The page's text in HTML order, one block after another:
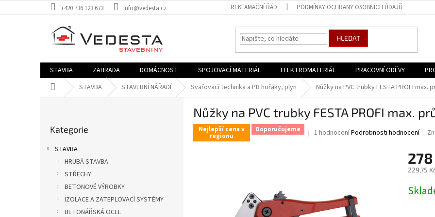
na
+420 736 123 673 info@vedesta.cz REKLAMAČNÍ ŘÁD PODMÍNKY OCHRANY OSOBNÍCH ÚDAJŮ
HLEDAT
STAVBA ZAHRADA DOMÁCNOST SPOJOVACÍ MATERIÁL ELEKTROMATERIÁL PRACOVNÍ ODĚVY
Domů STAVBA STAVEBNÍ NÁŘADÍ Svařovací technika a PB hořáky, plyn Nůžky na PVC trubky FESTA PROFI max.
kategorie
Kategorie
STAVBA
HRUBÁ STAVBA
STŘECHY
BETONOVÉ VÝROBKY
IZOLACE A ZATEPLOVACÍ SYSTÉMY
BETONÁŘSKÁ OCEL
Nůžky na PVC trubky FESTA PROFI max.
Nejlepší cena v
regionu
Doporučujeme
Průměrné
hvězdiček.
1 hodnoceníPodrobnosti hodnocení
229,75
cena: